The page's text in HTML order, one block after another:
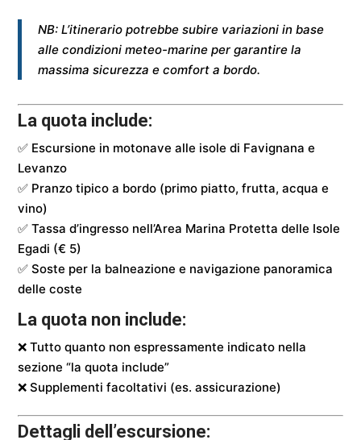
NB: L’itinerario potrebbe subire variazioni in base
alle condizioni meteo-marine per garantire la
massima sicurezza e comfort a bordo.
La quota include:
✅ Escursione in motonave alle isole di Favignana e
Levanzo
✅ Pranzo tipico a bordo (primo piatto, frutta, acqua e
vino)
✅ Tassa d’ingresso nell’Area Marina Protetta delle Isole
Egadi (€ 5)
✅ Soste per la balneazione e navigazione panoramica
delle coste
La quota non include:
❌ Tutto quanto non espressamente indicato nella
sezione “la quota include”
❌ Supplementi facoltativi (es. assicurazione)
Dettagli dell’escursione: